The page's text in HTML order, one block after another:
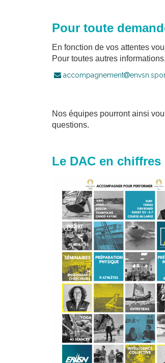
Pour toute
En fonction de vos attentes
Pour toutes autres
accompagnement
Nos équipes pourront ainsi
questions.
Le DAC